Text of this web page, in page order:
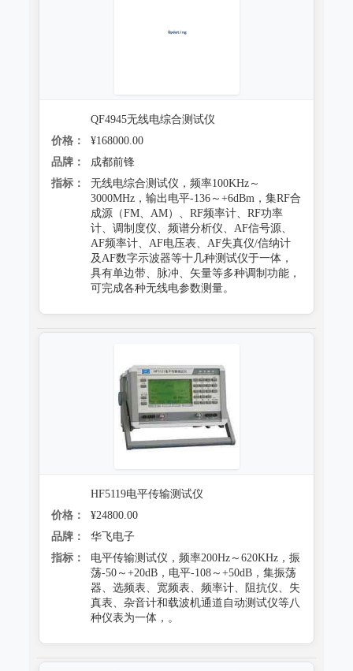
QF4945无线电综合测试仪
价格：
¥168000.00
品牌：
成都前锋
指标：
无线电综合测试仪，频率100KHz～
3000MHz，输出电平-136～+6dBm，集RF合
成源（FM、AM）、RF频率计、RF功率
计、调制度仪、频谱分析仪、AF信号源、
AF频率计、AF电压表、AF失真仪/信纳计
及AF数字示波器等十几种测试仪于一体，
具有单边带、脉冲、矢量等多种调制功能，
可完成各种无线电参数测量。
HF5119电平传输测试仪
价格：
¥24800.00
品牌：
华飞电子
指标：
电平传输测试仪，频率200Hz～620KHz，振
荡-50～+20dB，电平-108～+50dB，集振荡
器、选频表、宽频表、频率计、阻抗仪、失
真表、杂音计和载波机通道自动测试仪等八
种仪表为一体，。